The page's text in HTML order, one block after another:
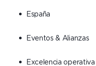
España
Eventos & Alianzas
Excelencia operativa